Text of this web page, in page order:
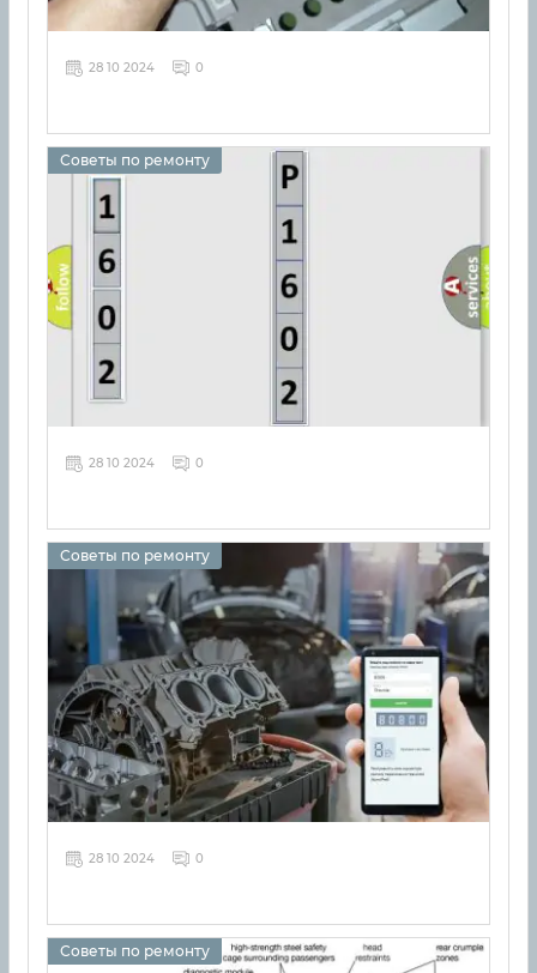
28 10 2024 0
Советы по ремонту
28 10 2024 0
Советы по ремонту
28 10 2024 0
Советы по ремонту